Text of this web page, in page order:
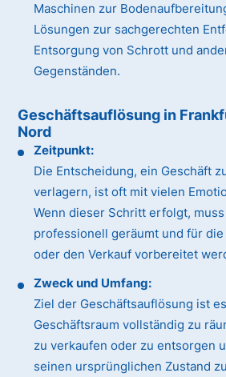
Maschinen zur
Lösungen zur sachgerechten
Entsorgung von Schrott und
Gegenständen.
Geschäftsauflösung in
Nord
Zeitpunkt:
Die Entscheidung, ein Geschäft
verlagern, ist oft mit vielen
Wenn dieser Schritt erfolgt,
professionell geräumt und für
oder den Verkauf vorbereitet
Zweck und Umfang:
Ziel der Geschäftsauflösung ist
Geschäftsraum vollständig zu
zu verkaufen oder zu entsorgen
seinen ursprünglichen Zustand